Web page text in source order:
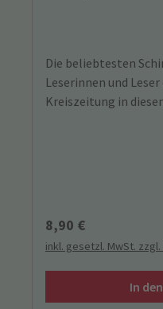
Die beliebtesten
Leserinnen und
Kreiszeitung in
Regulärer Preis:
8,90 €
inkl. gesetzl. MwSt.
In